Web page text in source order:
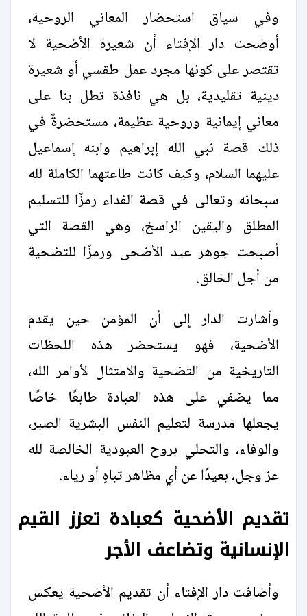
وفي سياق استحضار المعاني الروحية،
أوضحت دار الإفتاء أن شعيرة الأضحية لا
تقتصر على كونها مجرد عمل طقسي أو شعيرة
دينية تقليدية، بل هي نافذة تطل بنا على
معاني إيمانية وروحية عظيمة، مستحضرةً في
ذلك قصة نبي الله إبراهيم وابنه إسماعيل
عليهما السلام، وكيف كانت طاعتهما الكاملة لله
سبحانه وتعالى في قصة الفداء رمزًا للتسليم
المطلق واليقين الراسخ، وهي القصة التي
أصبحت جوهر عيد الأضحى ورمزًا للتضحية
من أجل الخالق.
وأشارت الدار إلى أن المؤمن حين يقدم
الأضحية، فهو يستحضر هذه اللحظات
التاريخية من التضحية والامتثال لأوامر الله،
مما يضفي على هذه العبادة طابعًا خاصًا
يجعلها مدرسة لتعليم النفس البشرية الصبر،
والوفاء، والتحلي بروح العبودية الخالصة لله
عز وجل، بعيدًا عن أي مظاهر تباهٍ أو رياء.
تقديم الأضحية كعبادة تعزز القيم
الإنسانية وتضاعف الأجر
وأضافت دار الإفتاء أن تقديم الأضحية يعكس